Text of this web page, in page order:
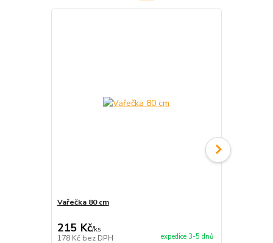
Vařečka 80 cm
215 Kč/ks
178 Kč bez DPH expedice 3-5 dnů